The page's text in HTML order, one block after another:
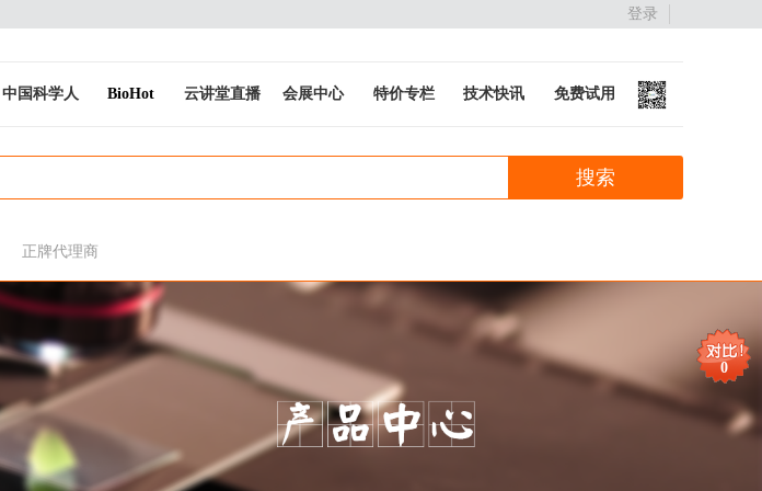
登录
中国科学人 BioHot 云讲堂直播 会展中心 特价专栏 技术快讯 免费试用
正牌代理商
0